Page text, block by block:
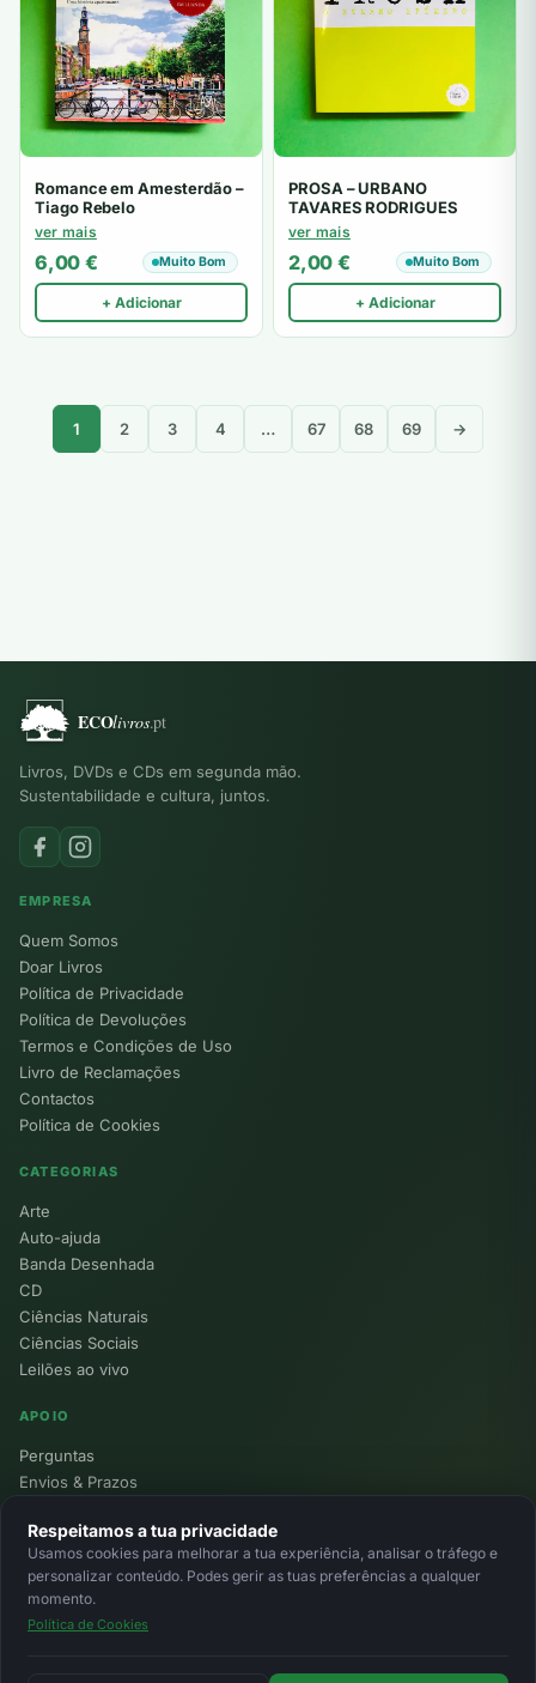
Romance em Amesterdão –
Tiago Rebelo
ver mais
6,00 € Muito Bom
+ Adicionar
PROSA – URBANO
TAVARES RODRIGUES
ver mais
2,00 € Muito Bom
+ Adicionar
1 2 3 4 … 67 68 69 →
Livros, DVDs e CDs em segunda mão.
Sustentabilidade e cultura, juntos.
EMPRESA
Quem Somos
Doar Livros
Política de Privacidade
Política de Devoluções
Termos e Condições de Uso
Livro de Reclamações
Contactos
Política de Cookies
CATEGORIAS
Arte
Auto-ajuda
Banda Desenhada
CD
Ciências Naturais
Ciências Sociais
Leilões ao vivo
APOIO
Perguntas
Envios & Prazos
Devoluções
Minha Conta
© 2026 Ecolivros. Todos os direitos reservados.
Respeitamos a tua privacidade
Usamos cookies para melhorar a tua experiência, analisar o tráfego e
personalizar conteúdo. Podes gerir as tuas preferências a qualquer
momento.
Política de Cookies